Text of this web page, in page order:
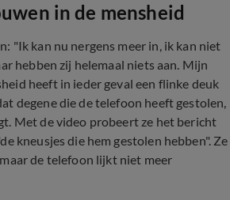
in de mensheid
"Ik kan nu nergens meer in, ik kan niet
hebben zij helemaal niets aan. Mijn
heeft in ieder geval een flinke deuk
degene die de telefoon heeft gestolen,
Met de video probeert ze het bericht
kneusjes die hem gestolen hebben". Ze
de telefoon lijkt niet meer